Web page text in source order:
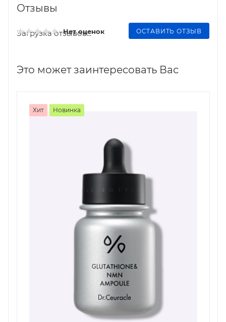
Отзывы
Нет оценок ОСТАВИТЬ ОТЗЫВ
Загрузка отзывов...
Это может заинтересовать Вас
Хит Новинка